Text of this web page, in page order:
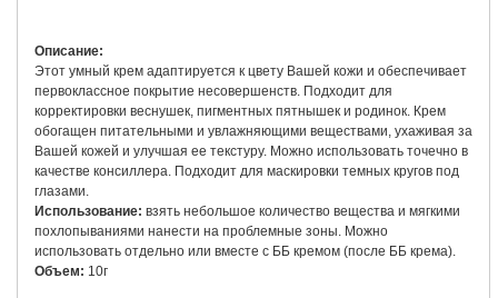
Описание:
Этот умный крем адаптируется к цвету Вашей кожи и обеспечивает
первоклассное покрытие несовершенств. Подходит для
корректировки веснушек, пигментных пятнышек и родинок. Крем
обогащен питательными и увлажняющими веществами, ухаживая за
Вашей кожей и улучшая ее текстуру. Можно использовать точечно в
качестве консиллера. Подходит для маскировки темных кругов под
глазами.
Использование: взять небольшое количество вещества и мягкими
похлопываниями нанести на проблемные зоны. Можно
использовать отдельно или вместе с ББ кремом (после ББ крема).
Объем: 10г